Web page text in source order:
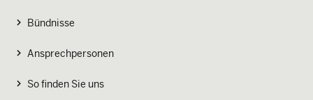
Bündnisse
Ansprechpersonen
So finden Sie uns